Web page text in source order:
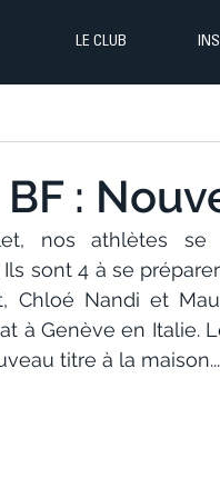
LE CLUB
BF :
nos athlètes se
sont 4 à se
Chloé Nandi et
à Genève en Italie.
titre à la maison...